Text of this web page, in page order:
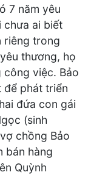
7 năm yêu
chưa ai biết
riêng trong
thương, họ
công việc. Bảo
để phát triển
đứa con gái
(sinh
chồng Bảo
bán hàng
Quỳnh